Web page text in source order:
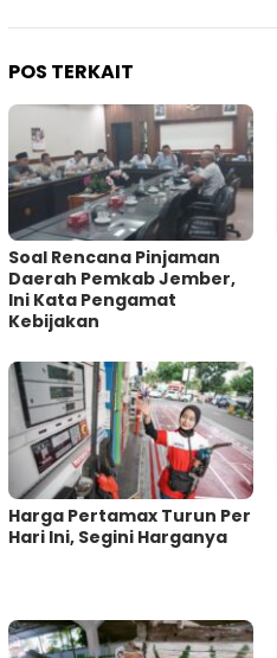
POS TERKAIT
‎Soal Rencana Pinjaman
Daerah Pemkab Jember,
Ini Kata Pengamat
Kebijakan ‎
Harga Pertamax Turun Per
Hari Ini, Segini Harganya